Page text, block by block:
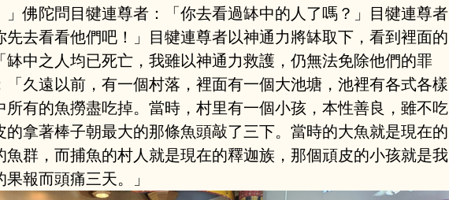
佛陀問目犍連尊者：「你去看過缽中的人了嗎？」目犍連尊者
去看看他們吧！」目犍連尊者以神通力將缽取下，看到裡面的
缽中之人均已死亡，我雖以神通力救護，仍無法免除他們的罪
久遠以前，有一個村落，裡面有一個大池塘，池裡有各式各樣
有的魚撈盡吃掉。當時，村里有一個小孩，本性善良，雖不吃
拿著棒子朝最大的那條魚頭敲了三下。當時的大魚就是現在的
群，而捕魚的村人就是現在的釋迦族，那個頑皮的小孩就是我
報而頭痛三天。」